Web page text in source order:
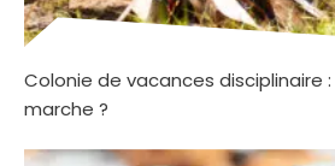
Colonie de vacances disciplinaire
marche ?